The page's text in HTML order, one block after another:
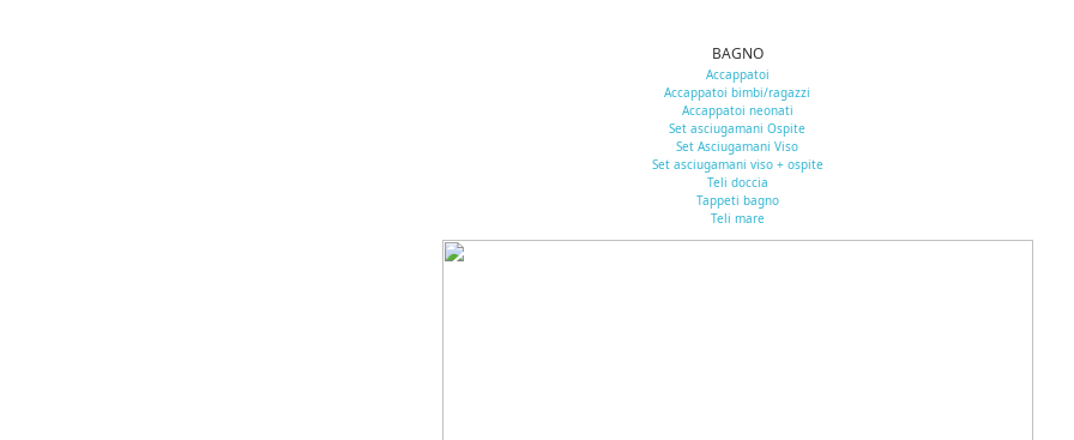
BAGNO
Accappatoi
Accappatoi bimbi/ragazzi
Accappatoi neonati
Set asciugamani Ospite
Set Asciugamani Viso
Set asciugamani viso + ospite
Teli doccia
Tappeti bagno
Teli mare